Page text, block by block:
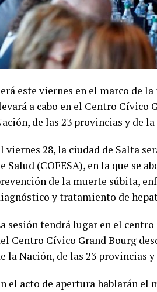
este viernes en el marco de
a cabo en el Centro Cívico
de las 23 provincias y de
viernes 28, la ciudad de Salta
Salud (COFESA), en la que se
de la muerte súbita,
y tratamiento de
sesión tendrá lugar en el
Centro Cívico Grand Bourg
la Nación, de las 23 provincias
el acto de apertura hablarán el